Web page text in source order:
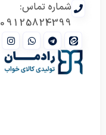
شماره تماس:
09125824399